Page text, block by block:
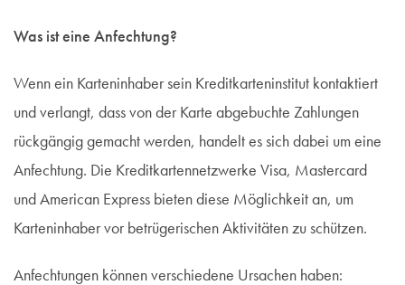
Was ist eine Anfechtung?
Wenn ein Karteninhaber sein Kreditkarteninstitut kontaktiert
und verlangt, dass von der Karte abgebuchte Zahlungen
rückgängig gemacht werden, handelt es sich dabei um eine
Anfechtung. Die Kreditkartennetzwerke Visa, Mastercard
und American Express bieten diese Möglichkeit an, um
Karteninhaber vor betrügerischen Aktivitäten zu schützen.
Anfechtungen können verschiedene Ursachen haben: